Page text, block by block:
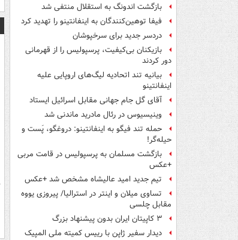
بازگشت اندونگ به استقلال منتفی شد
فیفا توهین‌کنندگان به اینفانتینو را تهدید کرد
دردسر جدید برای سرخپوشان
بازیکنان بی‌کیفیت، پرسپولیس را از قهرمانی
دور کردند
بیانیه تند اتحادیه لیگ‌های اروپایی علیه
اینفانتینو
آقای گل جام جهانی مقابل اسرائیل ایستاد
وینیسیوس در رئال مادرید ماندنی شد
حمله تند فیگو به اینفانتینو: دروغگو، پَست‌ و
حیله‌گر!
بازگشت مسلمان به پرسپولیس در قامت مربی
+عکس
تیم جدید امید عالیشاه مشخص شد +عکس
تساوی میلان و اینتر در استرالیا/ پیروزی یووه
مقابل چلسی
۳ کاپیتان ایران بدون پیشنهاد بزرگ
دیدار سفیر ژاپن با رییس کمیته ملی المپیک